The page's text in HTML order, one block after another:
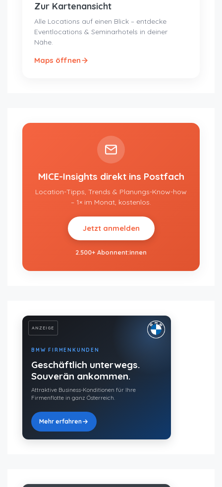
Zur Kartenansicht
Alle Locations auf einen Blick – entdecke
Eventlocations & Seminarhotels in deiner
Nähe.
Maps öffnen
MICE-Insights direkt ins Postfach
Location-Tipps, Trends & Planungs-Know-how
– 1× im Monat, kostenlos.
Jetzt anmelden
2.500+ Abonnent:innen
ANZEIGE
BMW FIRMENKUNDEN
Geschäftlich unterwegs.
Souverän ankommen.
Attraktive Business-Konditionen für Ihre
Firmenflotte in ganz Österreich.
Mehr erfahren